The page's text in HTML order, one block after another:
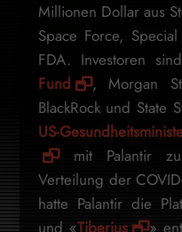
Millionen Dollar aus
Space Force,
FDA. Investoren
Fund
, Morgan
BlackRock und State
US-
mit Palantir
Verteilung der
hatte Palantir die
und «Tiberius
»